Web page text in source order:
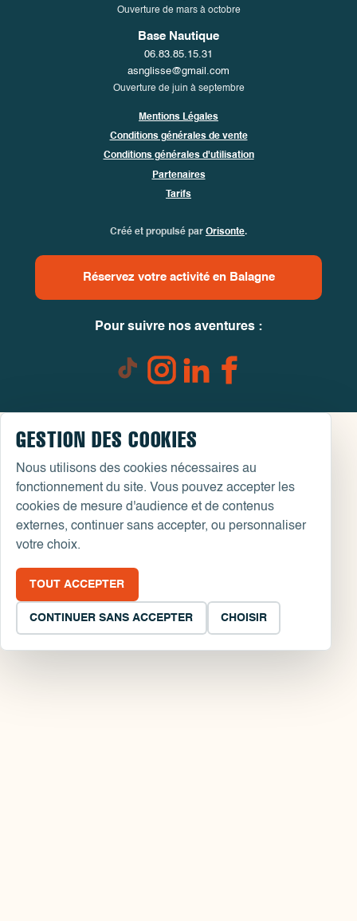
Ouverture de mars à octobre
Base Nautique
06.83.85.15.31
asnglisse@gmail.com
Ouverture de juin à septembre
Mentions Légales
Conditions générales de vente
Conditions générales d'utilisation
Partenaires
Tarifs
Créé et propulsé par Orisonte.
Réservez votre activité en Balagne
Pour suivre nos aventures :
GESTION DES COOKIES
Nous utilisons des cookies nécessaires au
fonctionnement du site. Vous pouvez accepter les
cookies de mesure d'audience et de contenus
externes, continuer sans accepter, ou personnaliser
votre choix.
TOUT ACCEPTER
CONTINUER SANS ACCEPTER CHOISIR